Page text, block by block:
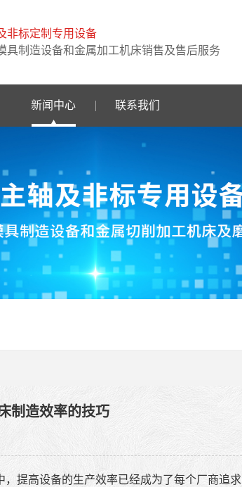
非标定制专用设备
具制造设备和金属加工机床销售及售后服务
新闻中心 联系我们
制造效率的技巧
，提高设备的生产效率已经成为了每个厂商追